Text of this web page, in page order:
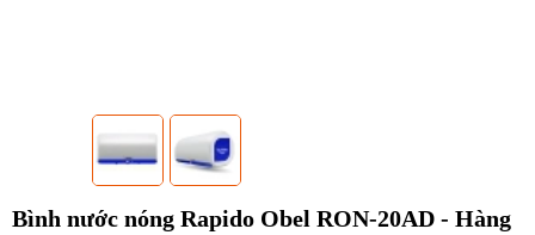
Bình nước nóng Rapido Obel RON-20AD - Hàng